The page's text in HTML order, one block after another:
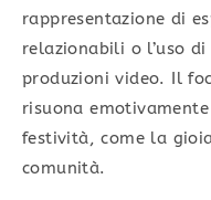
rappresentazione di
relazionabili o l’uso
produzioni video. Il
risuona
festività, come la
comunità.